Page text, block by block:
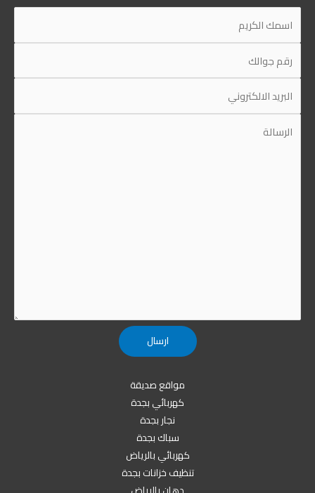
مواقع صديقة
كهربائي بجدة
نجار بجدة
سباك بجدة
كهربائي بالرياض
تنظيف خزانات بجدة